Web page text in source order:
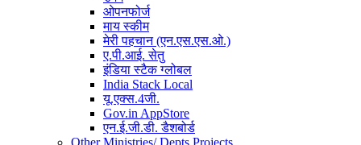
ओपनफोर्ज
माय स्कीम
मेरी पहचान (एन.एस.एस.ओ.)
ए.पी.आई. सेतु
इंडिया स्टैक ग्लोबल
India Stack Local
यू.एक्स.4जी.
Gov.in AppStore
एन.ई.जी.डी. डैशबोर्ड
Other Ministries/ Depts Projects